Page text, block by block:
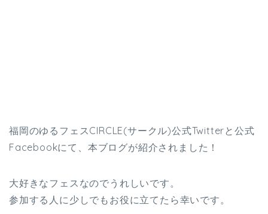
福岡のゆるフェスCIRCLE(サークル)公式Twitterと公式
Facebookにて、本ブログが紹介されました！
大好きなフェスなのでうれしいです。
参加する人に少しでもお役に立てたら幸いです。